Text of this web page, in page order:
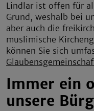
Lindlar ist offen für
Grund, weshalb bei
aber auch die
muslimische
können Sie sich
Immer ein
unsere